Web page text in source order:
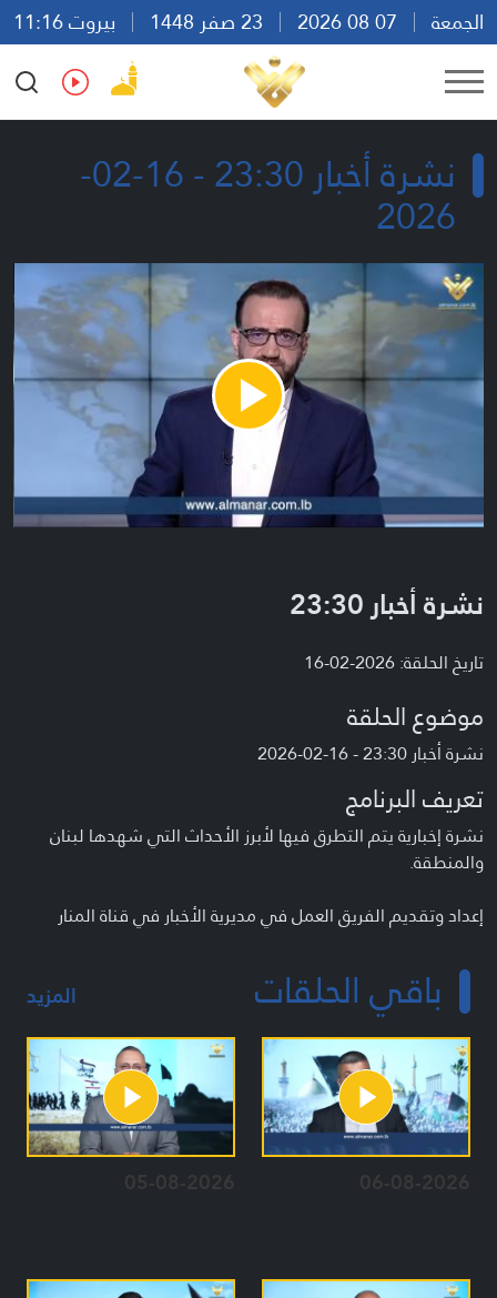
الجمعة
بيروت 11:16
Ar
En Fr Es
نشرة أخبار 23:30 - 16-02-
2026
Play
Video
نشرة أخبار 23:30
تاريخ الحلقة: 2026-02-16
موضوع الحلقة
نشرة أخبار 23:30 - 16-02-2026
تعريف البرنامج
نشرة إخبارية يتم التطرق فيها لأبرز الأحداث التي شهدها لبنان
والمنطقة.
إعداد وتقديم الفريق العمل في مديرية الأخبار في قناة المنار
باقي الحلقات المزيد
06-08-2026
05-08-2026